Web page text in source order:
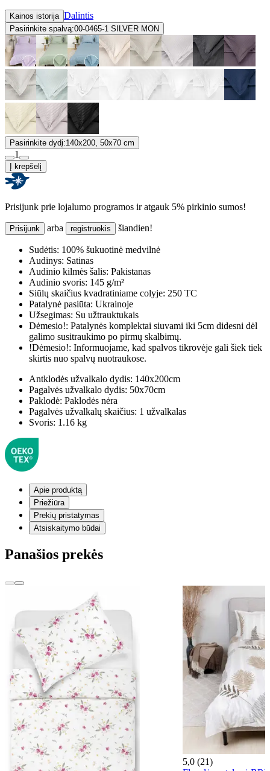
Kainos istorija Dalintis
Pasirinkite spalvą:00-0465-1 SILVER MON
Pasirinkite dydį:140x200, 50x70 cm
1
Į krepšelį
Prisijunk prie lojalumo programos ir atgauk 5% pirkinio sumos!
Prisijunk arba registruokis šiandien!
Sudėtis: 100% šukuotinė medvilnė
Audinys: Satinas
Audinio kilmės šalis: Pakistanas
Audinio svoris: 145 g/m²
Siūlų skaičius kvadratiniame colyje: 250 TC
Patalynė pasiūta: Ukrainoje
Užsegimas: Su užtrauktukais
Dėmesio!: Patalynės komplektai siuvami iki 5cm didesni dėl
galimo susitraukimo po pirmų skalbimų.
!Dėmesio!: Informuojame, kad spalvos tikrovėje gali šiek tiek
skirtis nuo spalvų nuotraukose.
Antklodės užvalkalo dydis: 140x200cm
Pagalvės užvalkalo dydis: 50x70cm
Paklodė: Paklodės nėra
Pagalvės užvalkalų skaičius: 1 užvalkalas
Svoris: 1.16 kg
Apie produktą
Priežiūra
Prekių pristatymas
Atsiskaitymo būdai
Panašios prekės
5,0 (21)